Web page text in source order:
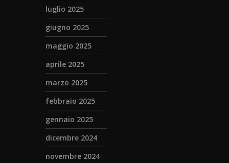
luglio 2025
giugno 2025
maggio 2025
aprile 2025
marzo 2025
febbraio 2025
gennaio 2025
dicembre 2024
novembre 2024